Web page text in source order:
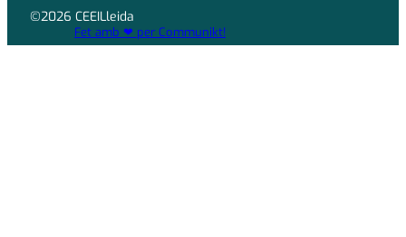
©2026 CEEILleida
Fet amb ❤ per Communikt!